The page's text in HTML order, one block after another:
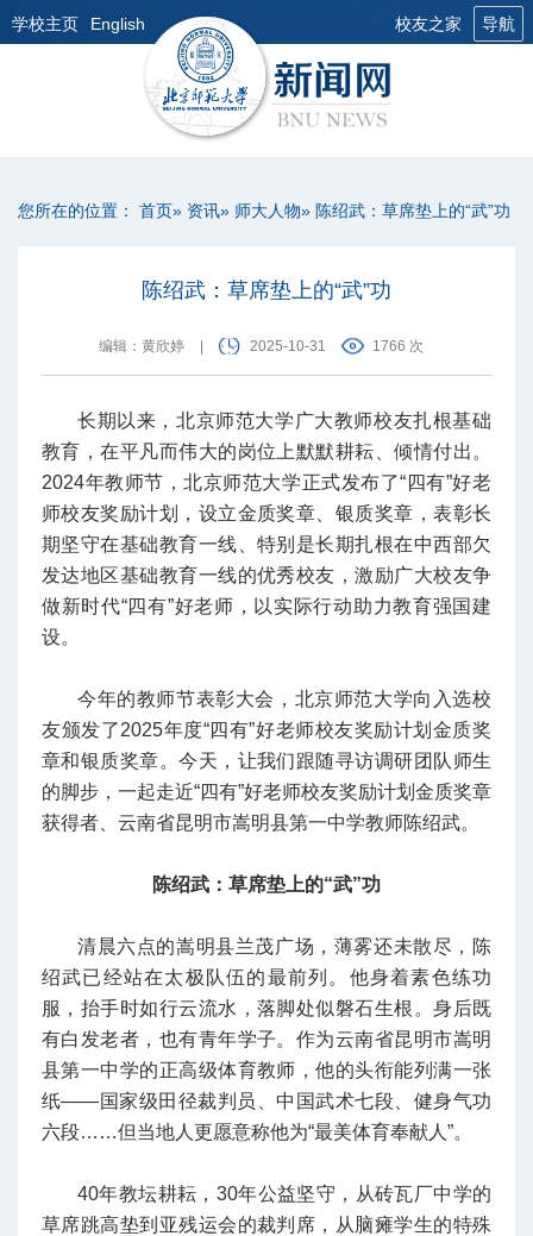
学校主页 English 校友之家 导航
您所在的位置： 首页» 资讯» 师大人物» 陈绍武：草席垫上的“武”功
陈绍武：草席垫上的“武”功
编辑：黄欣婷 2025-10-31 1766 次
长期以来，北京师范大学广大教师校友扎根基础
教育，在平凡而伟大的岗位上默默耕耘、倾情付出。
2024年教师节，北京师范大学正式发布了“四有”好老
师校友奖励计划，设立金质奖章、银质奖章，表彰长
期坚守在基础教育一线、特别是长期扎根在中西部欠
发达地区基础教育一线的优秀校友，激励广大校友争
做新时代“四有”好老师，以实际行动助力教育强国建
设。
今年的教师节表彰大会，北京师范大学向入选校
友颁发了2025年度“四有”好老师校友奖励计划金质奖
章和银质奖章。今天，让我们跟随寻访调研团队师生
的脚步，一起走近“四有”好老师校友奖励计划金质奖章
获得者、云南省昆明市嵩明县第一中学教师陈绍武。
陈绍武：草席垫上的“武”功
清晨六点的嵩明县兰茂广场，薄雾还未散尽，陈
绍武已经站在太极队伍的最前列。他身着素色练功
服，抬手时如行云流水，落脚处似磐石生根。身后既
有白发老者，也有青年学子。作为云南省昆明市嵩明
县第一中学的正高级体育教师，他的头衔能列满一张
纸——国家级田径裁判员、中国武术七段、健身气功
六段……但当地人更愿意称他为“最美体育奉献人”。
40年教坛耕耘，30年公益坚守，从砖瓦厂中学的
草席跳高垫到亚残运会的裁判席，从脑瘫学生的特殊